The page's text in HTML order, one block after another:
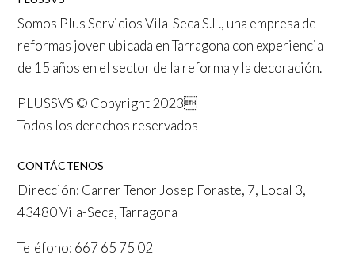
Somos Plus Servicios Vila-Seca S.L., una empresa de
reformas joven ubicada enTarragona con experiencia
de 15 años en el sector de la reforma y la decoración.
PLUSSVS © Copyright 2023
Todos los derechos reservados
CONTÁCTENOS
Dirección: Carrer Tenor Josep Foraste, 7, Local 3,
43480 Vila-Seca, Tarragona
Teléfono: 667 65 75 02